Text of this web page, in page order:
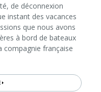
de déconnexion
instant des vacances
que nous avons
à bord de bateaux
compagnie française